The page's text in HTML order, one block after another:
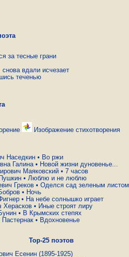
за тесные грани
вдали исчезает
теченью
Изображение стихотворения
Наседкин • Во ржи
Галина• Новой жизни дуновенье...
Маяковский • 7 часов
• Люблю и не люблю
Греков • Оделся сад зеленым листом
• Ночь
• На небе солнышко играет
Херасков • Иные строят лиру
• В Крымских степях
• Вдохновенье
Top-25 поэтов
Есенин (1895-1925)